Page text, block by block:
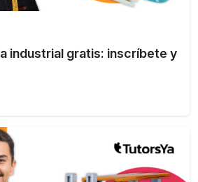
industrial gratis: inscríbete y